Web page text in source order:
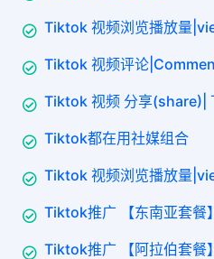
Tiktok 视频浏览播放量
Tiktok 视频评论
Tiktok 视频 分享(share)|
Tiktok都在用社媒组合
Tiktok 视频浏览播放量
Tiktok推广 【东南亚套餐
Tiktok推广 【阿拉伯套餐